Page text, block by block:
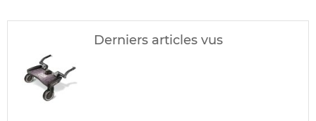
Derniers articles vus